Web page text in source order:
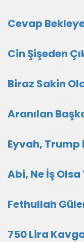
Cevap
Cin Şişeden
Biraz Sakin
Aranılan
Eyvah, Trump
Abi, Ne İş
Fethullah
750 Lira